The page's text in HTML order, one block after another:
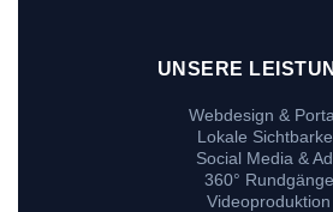
UNSERE
Webdesign &
Lokale
Social Media &
360° Rundgänge
Videoproduktion